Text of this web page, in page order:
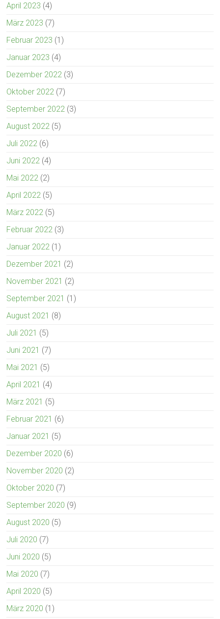
April 2023 (4)
März 2023 (7)
Februar 2023 (1)
Januar 2023 (4)
Dezember 2022 (3)
Oktober 2022 (7)
September 2022 (3)
August 2022 (5)
Juli 2022 (6)
Juni 2022 (4)
Mai 2022 (2)
April 2022 (5)
März 2022 (5)
Februar 2022 (3)
Januar 2022 (1)
Dezember 2021 (2)
November 2021 (2)
September 2021 (1)
August 2021 (8)
Juli 2021 (5)
Juni 2021 (7)
Mai 2021 (5)
April 2021 (4)
März 2021 (5)
Februar 2021 (6)
Januar 2021 (5)
Dezember 2020 (6)
November 2020 (2)
Oktober 2020 (7)
September 2020 (9)
August 2020 (5)
Juli 2020 (7)
Juni 2020 (5)
Mai 2020 (7)
April 2020 (5)
März 2020 (1)